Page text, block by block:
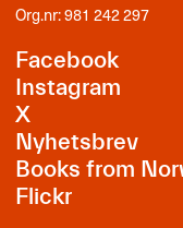
Org.nr: 981 242 297
Facebook
Instagram
X
Nyhetsbrev
Books from
Flickr